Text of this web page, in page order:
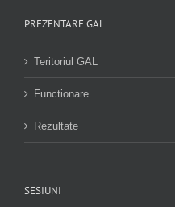
PREZENTARE GAL
Teritoriul GAL
Functionare
Rezultate
SESIUNI